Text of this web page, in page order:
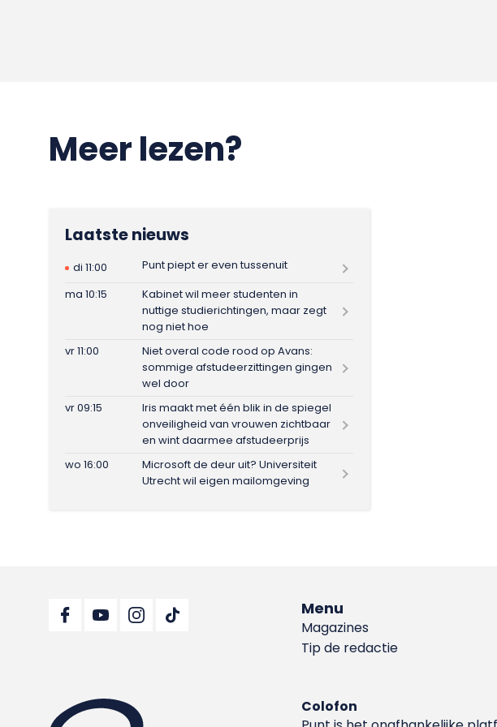
Meer lezen?
Laatste nieuws
di 11:00
Punt piept er even tussenuit
ma 10:15
Kabinet wil meer studenten in
nuttige studierichtingen, maar zegt
nog niet hoe
vr 11:00
Niet overal code rood op Avans:
sommige afstudeerzittingen gingen
wel door
vr 09:15
Iris maakt met één blik in de spiegel
onveiligheid van vrouwen zichtbaar
en wint daarmee afstudeerprijs
wo 16:00
Microsoft de deur uit? Universiteit
Utrecht wil eigen mailomgeving
Menu
Magazines
Tip de redactie
Colofon